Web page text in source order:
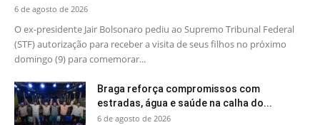
6 de agosto de 2026
O ex-presidente Jair Bolsonaro pediu ao Supremo Tribunal Federal
(STF) autorização para receber a visita de seus filhos no próximo
domingo (9) para comemorar...
Braga reforça compromissos com
estradas, água e saúde na calha do...
6 de agosto de 2026